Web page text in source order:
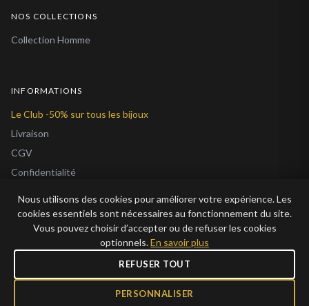
NOS COLLECTIONS
Collection Homme
INFORMATIONS
Le Club -50% sur tous les bijoux
Livraison
CGV
Confidentialité
À Propos
© 2026 Bijoux en Vogue. Tous droits réservés.
Nous utilisons des cookies pour améliorer votre expérience. Les
cookies essentiels sont nécessaires au fonctionnement du site.
Vous pouvez choisir d’accepter ou de refuser les cookies
optionnels.En savoir plus
REFUSER TOUT
PERSONNALISER